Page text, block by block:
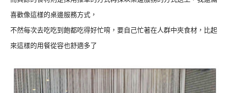
喜歡像這樣的桌邊服務方式，
不然每次去吃吃到飽都吃得好忙唷，要自己忙著在人群中夾食材，比起
來這樣的用餐從容也舒適多了